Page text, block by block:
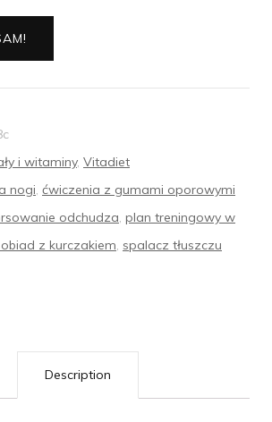
i witaminy, Vitadiet
nogi, ćwiczenia z gumami oporowymi
odchudza, plan treningowy w
z kurczakiem, spalacz tłuszczu
Description